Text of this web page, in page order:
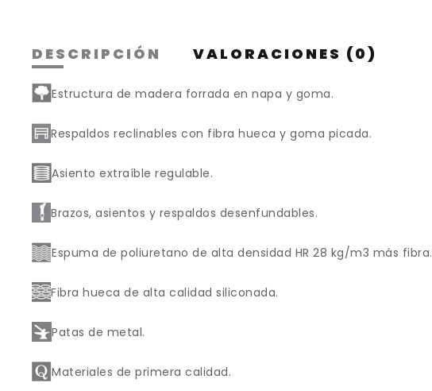
DESCRIPCIÓN VALORACIONES (0)
Estructura de madera forrada en napa y goma.
Respaldos reclinables con fibra hueca y goma picada.
Asiento extraíble regulable.
Brazos, asientos y respaldos desenfundables.
Espuma de poliuretano de alta densidad HR 28 kg/m3 más fibra.
Fibra hueca de alta calidad siliconada.
Patas de metal.
Materiales de primera calidad.